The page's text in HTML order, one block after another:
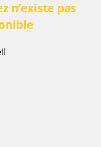
n’existe pas